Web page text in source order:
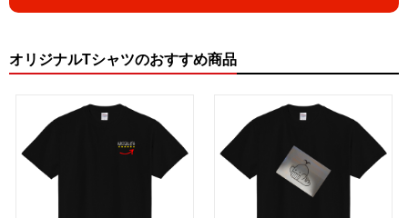
オリジナルTシャツのおすすめ商品